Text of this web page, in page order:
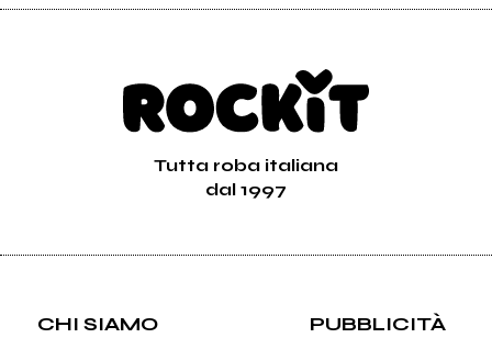
Tutta roba italiana
dal 1997
CHI SIAMO PUBBLICITÀ